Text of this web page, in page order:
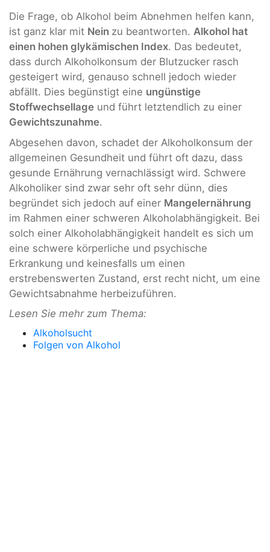
Die Frage, ob Alkohol beim Abnehmen helfen kann,
ist ganz klar mit Nein zu beantworten. Alkohol hat
einen hohen glykämischen Index. Das bedeutet,
dass durch Alkoholkonsum der Blutzucker rasch
gesteigert wird, genauso schnell jedoch wieder
abfällt. Dies begünstigt eine ungünstige
Stoffwechsellage und führt letztendlich zu einer
Gewichtszunahme.
Abgesehen davon, schadet der Alkoholkonsum der
allgemeinen Gesundheit und führt oft dazu, dass
gesunde Ernährung vernachlässigt wird. Schwere
Alkoholiker sind zwar sehr oft sehr dünn, dies
begründet sich jedoch auf einer Mangelernährung
im Rahmen einer schweren Alkoholabhängigkeit. Bei
solch einer Alkoholabhängigkeit handelt es sich um
eine schwere körperliche und psychische
Erkrankung und keinesfalls um einen
erstrebenswerten Zustand, erst recht nicht, um eine
Gewichtsabnahme herbeizuführen.
Lesen Sie mehr zum Thema:
Alkoholsucht
Folgen von Alkohol